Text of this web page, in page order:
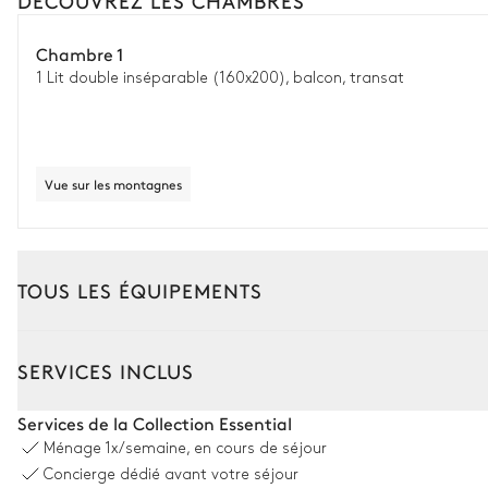
Chambre 1
1 Lit double inséparable (160x200), balcon, transat
Vue sur les montagnes
TOUS LES ÉQUIPEMENTS
Table
SERVICES INCLUS
Services de la Collection Essential
Ménage 1x/semaine, en cours de séjour
Concierge dédié avant votre séjour